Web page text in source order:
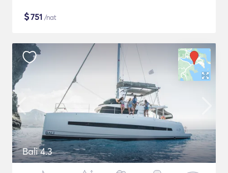
$751 /nat
Bali 4.3